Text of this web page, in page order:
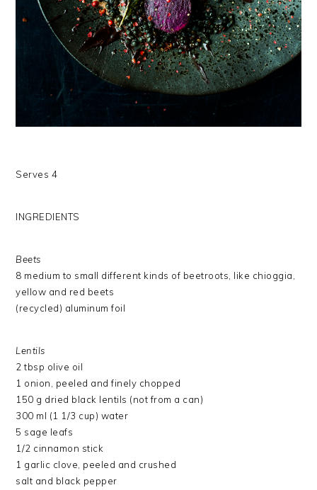
Serves 4
INGREDIENTS
Beets
8 medium to small different kinds of beetroots, like chioggia,
yellow and red beets
(recycled) aluminum foil
Lentils
2 tbsp olive oil
1 onion, peeled and finely chopped
150 g dried black lentils (not from a can)
300 ml (1 1/3 cup) water
5 sage leafs
1/2 cinnamon stick
1 garlic clove, peeled and crushed
salt and black pepper